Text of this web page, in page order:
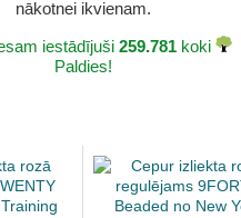
nākotnei ikvienam.
iestādījuši 259.781 koki
Paldies!